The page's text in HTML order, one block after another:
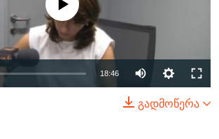
ᲛᲘᲖᲔᲖᲘᲐ COVID-19
ᲘᲡᲢᲝᲠᲘᲐ
- ᲐᲛᲝᲣᲗᲥᲛᲔᲚᲘ ᲐᲛᲑᲐᲕᲘ
available
18:46
გადმოწერა